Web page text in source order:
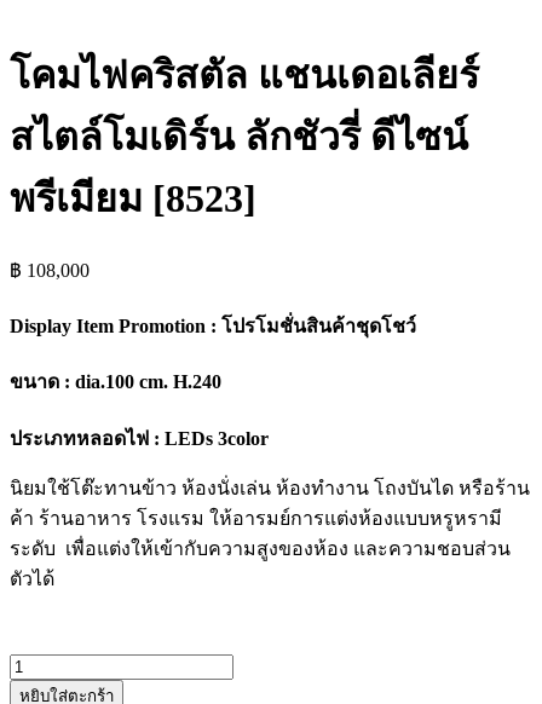
โคมไฟคริสตัล แชนเดอเลียร์
สไตล์โมเดิร์น ลักชัวรี่ ดีไซน์
พรีเมียม [8523]
฿ 108,000
Display Item Promotion : โปรโมชั่นสินค้าชุดโชว์
ขนาด : dia.100 cm. H.240
ประเภทหลอดไฟ : LEDs 3color
นิยมใช้โต๊ะทานข้าว ห้องนั่งเล่น ห้องทำงาน โถงบันได หรือร้าน
ค้า ร้านอาหาร โรงแรม ให้อารมย์การแต่งห้องแบบหรูหรามี
ระดับ เพื่อแต่งให้เข้ากับความสูงของห้อง และความชอบส่วน
ตัวได้
จำนวน
โคม
หยิบใส่ตะกร้า